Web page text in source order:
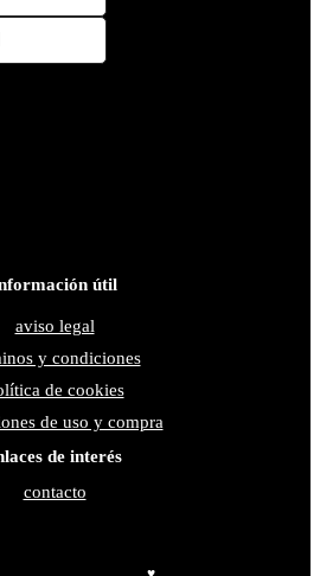
útil
aviso legal
y condiciones
de cookies
de uso y compra
de interés
contacto